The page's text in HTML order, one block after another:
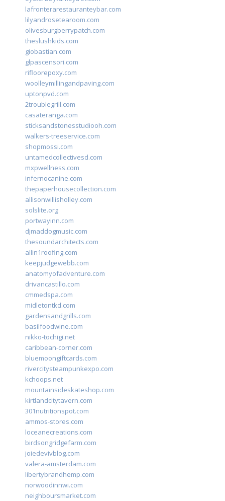
lafronterarestauranteybar.com
lilyandrosetearoom.com
olivesburgberrypatch.com
theslushkids.com
giobastian.com
glpascensori.com
rifloorepoxy.com
woolleymillingandpaving.com
uptonpvd.com
2troublegrill.com
casateranga.com
sticksandstonesstudiooh.com
walkers-treeservice.com
shopmossi.com
untamedcollectivesd.com
mxpwellness.com
infernocanine.com
thepaperhousecollection.com
allisonwillisholley.com
solslite.org
portwayinn.com
djmaddogmusic.com
thesoundarchitects.com
allin1roofing.com
keepjudgewebb.com
anatomyofadventure.com
drivancastillo.com
cmmedspa.com
midletontkd.com
gardensandgrills.com
basilfoodwine.com
nikko-tochigi.net
caribbean-corner.com
bluemoongiftcards.com
rivercitysteampunkexpo.com
kchoops.net
mountainsideskateshop.com
kirtlandcitytavern.com
301nutritionspot.com
ammos-stores.com
loceanecreations.com
birdsongridgefarm.com
joiedevivblog.com
valera-amsterdam.com
libertybrandhemp.com
norwoodinnwi.com
neighboursmarket.com